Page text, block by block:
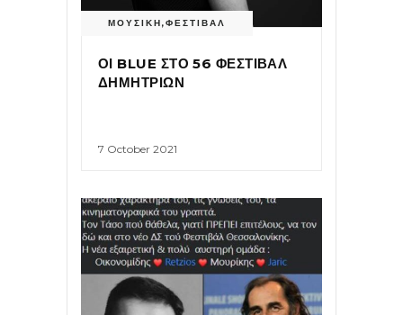
ΜΟΥΣΙΚΗ,ΦΕΣΤΙΒΑΛ
ΟΙ BLUE ΣΤΟ 56 ΦΕΣΤΙΒΑΛ
ΔΗΜΗΤΡΙΩΝ
7 October 2021